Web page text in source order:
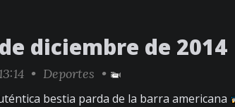
diciembre de 2014
• Deportes •
bestia parda de la barra americana